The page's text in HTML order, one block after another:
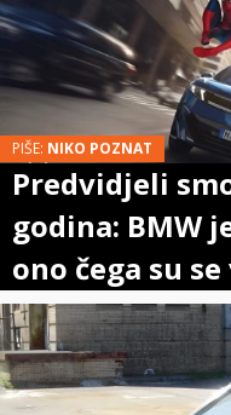
PIŠE: NIKO POZNAT
Predvidjeli
godina: BMW
ono čega su